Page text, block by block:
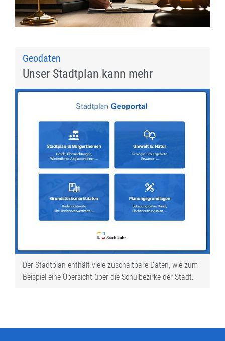
Geodaten
Unser Stadtplan kann mehr
Der Stadtplan enthält viele zuschaltbare Daten, wie zum
Beispiel eine Übersicht über die Schulbezirke der Stadt.